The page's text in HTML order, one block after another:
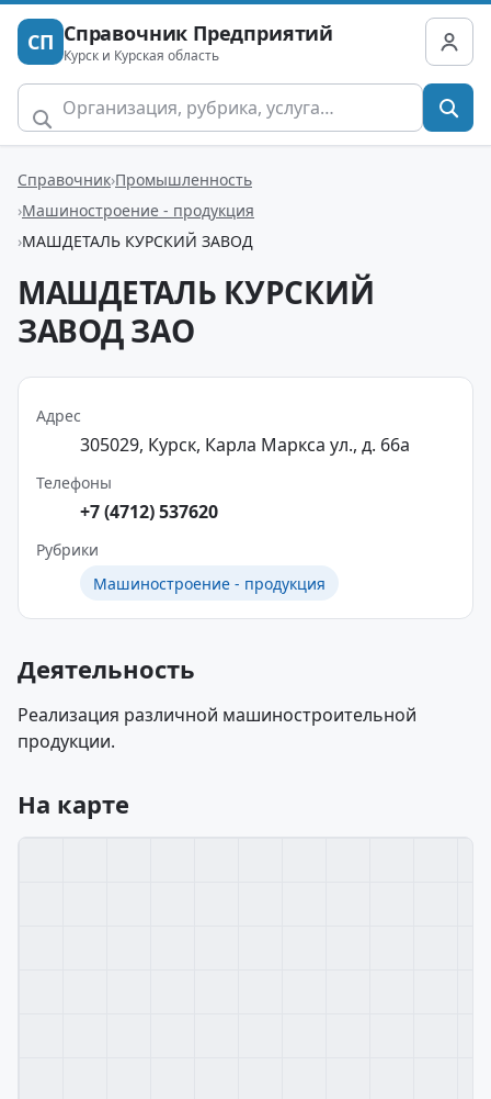
СП Справочник Предприятий
Курск и Курская область
Справочник Промышленность
Машиностроение - продукция
МАШДЕТАЛЬ КУРСКИЙ ЗАВОД
МАШДЕТАЛЬ КУРСКИЙ
ЗАВОД ЗАО
Адрес
305029, Курск, Карла Маркса ул., д. 66а
Телефоны
+7 (4712) 537620
Рубрики
Машиностроение - продукция
Деятельность
Реализация различной машиностроительной
продукции.
На карте